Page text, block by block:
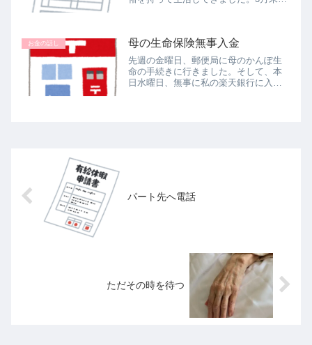
る・・・・長男の大学費用はあと一期
分...
お金の話し 母の生命保険無事入金
先週の金曜日、郵便局に母のかんぽ生
命の手続きに行きました。そして、本
日水曜日、無事に私の楽天銀行に入金
パート先へ電話
ただその時を待つ